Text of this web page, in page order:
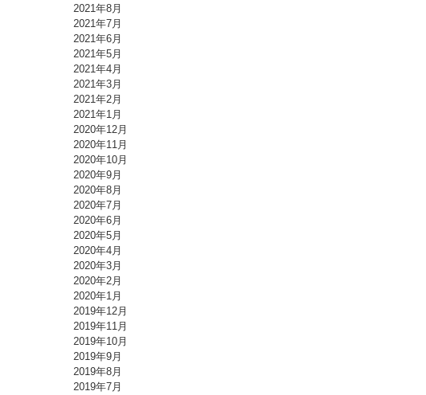
2021年8月
2021年7月
2021年6月
2021年5月
2021年4月
2021年3月
2021年2月
2021年1月
2020年12月
2020年11月
2020年10月
2020年9月
2020年8月
2020年7月
2020年6月
2020年5月
2020年4月
2020年3月
2020年2月
2020年1月
2019年12月
2019年11月
2019年10月
2019年9月
2019年8月
2019年7月